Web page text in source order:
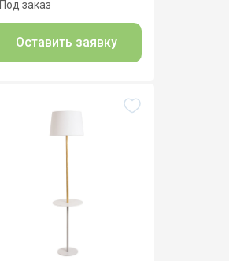
Под заказ
Оставить заявку